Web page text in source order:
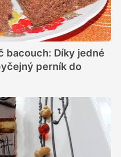
bacouch: Díky jedné
perník do